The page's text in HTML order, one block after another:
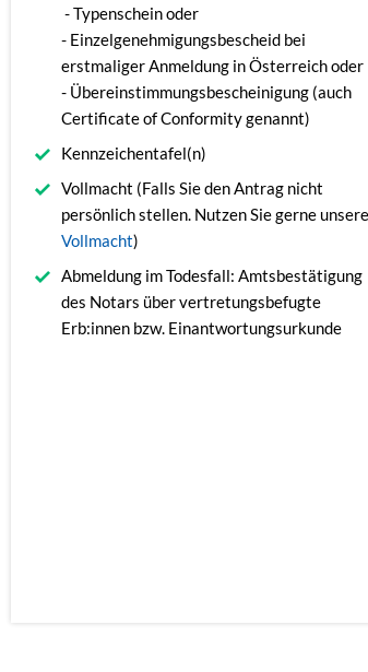
- Typenschein oder
- Einzelgenehmigungsbescheid bei
erstmaliger Anmeldung in Österreich oder
- Übereinstimmungsbescheinigung (auch
Certificate of Conformity genannt)
Kennzeichentafel(n)
Vollmacht (Falls Sie den Antrag nicht
persönlich stellen. Nutzen Sie gerne unsere
Vollmacht)
Abmeldung im Todesfall: Amtsbestätigung
des Notars über vertretungsbefugte
Erb:innen bzw. Einantwortungsurkunde